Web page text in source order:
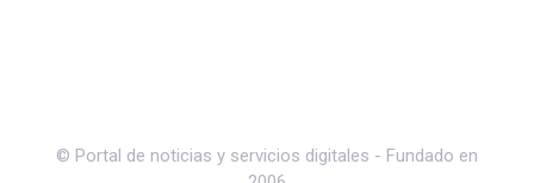
© Portal de noticias y servicios digitales - Fundado en